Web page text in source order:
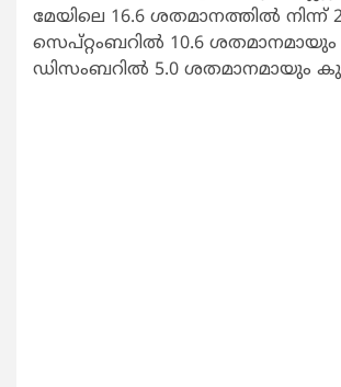
മേയിലെ 16.6 ശതമാനത്തിൽ നിന്ന്
സെപ്റ്റംബറിൽ 10.6 ശതമാനമായും
ഡിസംബറിൽ 5.0 ശതമാനമായും